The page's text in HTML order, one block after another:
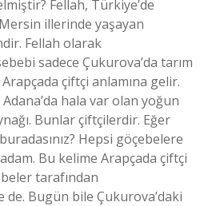
Fellah, Türkiye’de
illerinde yaşayan
Fellah olarak
sadece Çukurova’da tarım
Arapçada çiftçi anlamına gelir.
Adana’da hala var olan yoğun
Bunlar çiftçilerdir. Eğer
Hepsi göçebelere
Bu kelime Arapçada çiftçi
tarafından
de. Bugün bile Çukurova’daki